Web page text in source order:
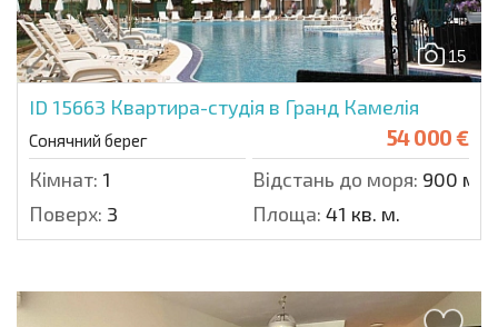
15
ID 15663 Квартира-студія в Гранд Камелія
Сонячний берег 54 000 €
Кімнат: 1 Відстань до моря: 900 м.
Поверх: 3 Площа: 41 кв. м.